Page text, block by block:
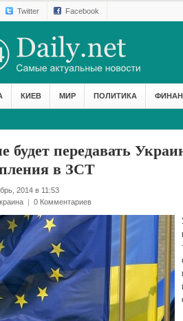
Twitter Facebook
КИЕВ МИР ПОЛИТИКА
будет передавать
в ЗСТ
2014 в 11:53
| 0 Комментариев